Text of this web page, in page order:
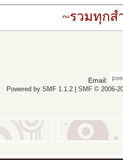
~รวมทุกส
Email:
Powered by SMF 1.1.2| SMF © 2006-